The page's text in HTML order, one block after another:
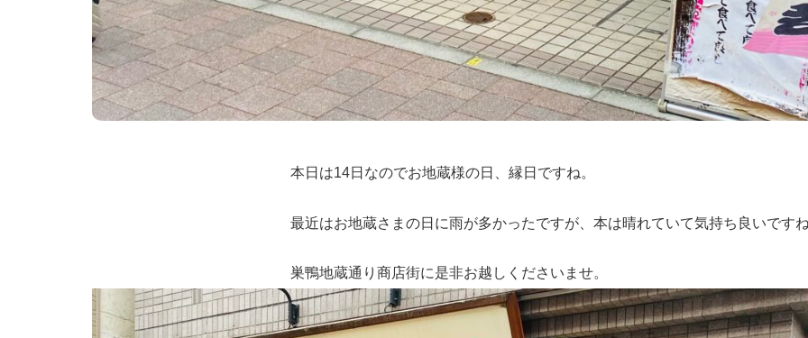
本日は14日なのでお地蔵様の日、縁日ですね。
最近はお地蔵さまの日に雨が多かったですが、本は晴れていて気持ち良いです
巣鴨地蔵通り商店街に是非お越しくださいませ。